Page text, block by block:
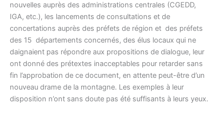
nouvelles auprès des administrations centrales (CGEDD,
IGA, etc.), les lancements de consultations et de
concertations auprès des préfets de région et des préfets
des 15 départements concernés, des élus locaux qui ne
daignaient pas répondre aux propositions de dialogue, leur
ont donné des prétextes inacceptables pour retarder sans
fin l’approbation de ce document, en attente peut-être d’un
nouveau drame de la montagne. Les exemples à leur
disposition n’ont sans doute pas été suffisants à leurs yeux.